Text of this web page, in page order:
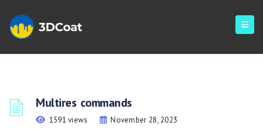
Multires commands
1591 views November 28, 2023